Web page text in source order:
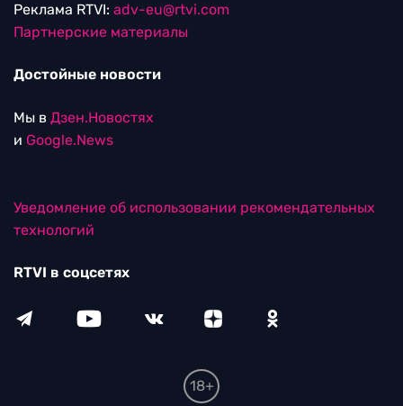
Реклама RTVI: adv-eu@rtvi.com
Партнерские материалы
Достойные новости
Мы в Дзен.Новостях
и Google.News
Уведомление об использовании рекомендательных
технологий
RTVI в соцсетях
18+